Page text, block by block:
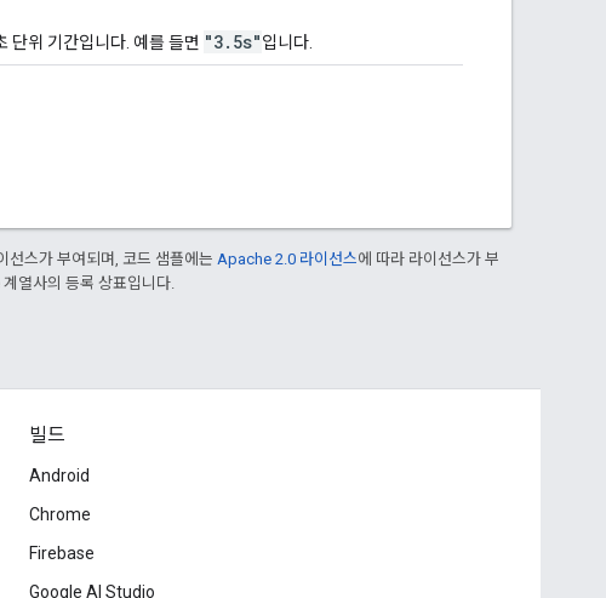
단위 기간입니다. 예를 들면 "3.5s"입니다.
선스가 부여되며, 코드 샘플에는 Apache 2.0 라이선스에 따라 라이선스가 부
열사의 등록 상표입니다.
빌드
Android
Chrome
Firebase
Google AI Studio